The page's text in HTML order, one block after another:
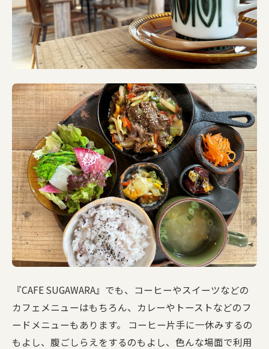
『CAFE SUGAWARA』でも、コーヒーやスイーツなどの
カフェメニューはもちろん、カレーやトーストなどのフ
ードメニューもあります。 コーヒー片手に一休みするの
もよし、腹ごしらえをするのもよし、色んな場面で利用